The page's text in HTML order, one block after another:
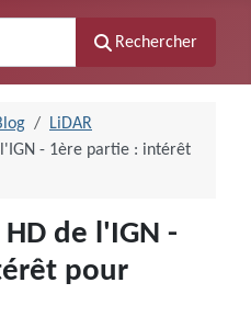
Rechercher
LiDAR
l'IGN - 1ère partie : intérêt
de l'IGN -
pour